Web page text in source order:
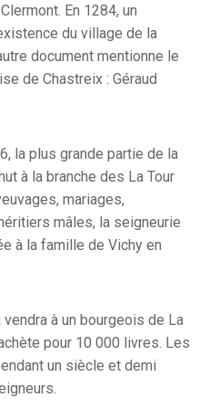
En 1284, un
du village de la
document mentionne le
de Chastreix : Géraud
la plus grande partie de la
à la branche des La Tour
mariages,
mâles, la seigneurie
à la famille de Vichy en
à un bourgeois de La
pour 10 000 livres. Les
un siècle et demi